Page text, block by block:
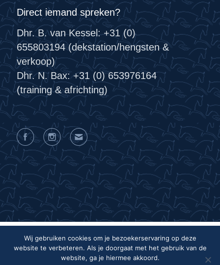
Direct iemand spreken?
Dhr. B. van Kessel: +31 (0)
655803194 (dekstation/hengsten &
verkoop)
Dhr. N. Bax: +31 (0) 653976164
(training & africhting)
Privacyverklaring
Algemene voorwaarden
Wij gebruiken cookies om je bezoekerservaring op deze
website te verbeteren. Als je doorgaat met het gebruik van de
website, ga je hiermee akkoord.